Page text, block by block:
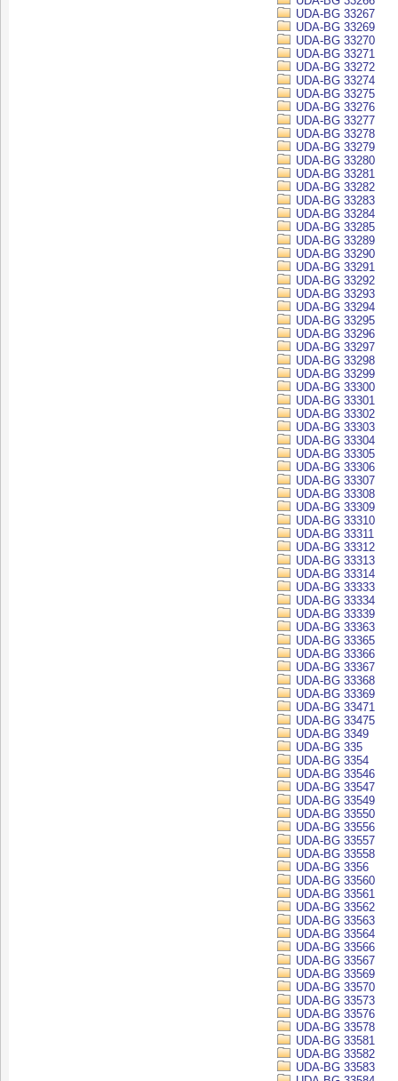
UDA-BG 33267
UDA-BG 33269
UDA-BG 33270
UDA-BG 33271
UDA-BG 33272
UDA-BG 33274
UDA-BG 33275
UDA-BG 33276
UDA-BG 33277
UDA-BG 33278
UDA-BG 33279
UDA-BG 33280
UDA-BG 33281
UDA-BG 33282
UDA-BG 33283
UDA-BG 33284
UDA-BG 33285
UDA-BG 33289
UDA-BG 33290
UDA-BG 33291
UDA-BG 33292
UDA-BG 33293
UDA-BG 33294
UDA-BG 33295
UDA-BG 33296
UDA-BG 33297
UDA-BG 33298
UDA-BG 33299
UDA-BG 33300
UDA-BG 33301
UDA-BG 33302
UDA-BG 33303
UDA-BG 33304
UDA-BG 33305
UDA-BG 33306
UDA-BG 33307
UDA-BG 33308
UDA-BG 33309
UDA-BG 33310
UDA-BG 33311
UDA-BG 33312
UDA-BG 33313
UDA-BG 33314
UDA-BG 33333
UDA-BG 33334
UDA-BG 33339
UDA-BG 33363
UDA-BG 33365
UDA-BG 33366
UDA-BG 33367
UDA-BG 33368
UDA-BG 33369
UDA-BG 33471
UDA-BG 33475
UDA-BG 3349
UDA-BG 335
UDA-BG 3354
UDA-BG 33546
UDA-BG 33547
UDA-BG 33549
UDA-BG 33550
UDA-BG 33556
UDA-BG 33557
UDA-BG 33558
UDA-BG 3356
UDA-BG 33560
UDA-BG 33561
UDA-BG 33562
UDA-BG 33563
UDA-BG 33564
UDA-BG 33566
UDA-BG 33567
UDA-BG 33569
UDA-BG 33570
UDA-BG 33573
UDA-BG 33576
UDA-BG 33578
UDA-BG 33581
UDA-BG 33582
UDA-BG 33583